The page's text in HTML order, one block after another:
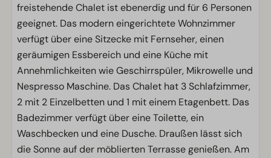
freistehende Chalet ist ebenerdig und für 6 Personen
geeignet. Das modern eingerichtete Wohnzimmer
verfügt über eine Sitzecke mit Fernseher, einen
geräumigen Essbereich und eine Küche mit
Annehmlichkeiten wie Geschirrspüler, Mikrowelle und
Nespresso Maschine. Das Chalet hat 3 Schlafzimmer,
2 mit 2 Einzelbetten und 1 mit einem Etagenbett. Das
Badezimmer verfügt über eine Toilette, ein
Waschbecken und eine Dusche. Draußen lässt sich
die Sonne auf der möblierten Terrasse genießen. Am